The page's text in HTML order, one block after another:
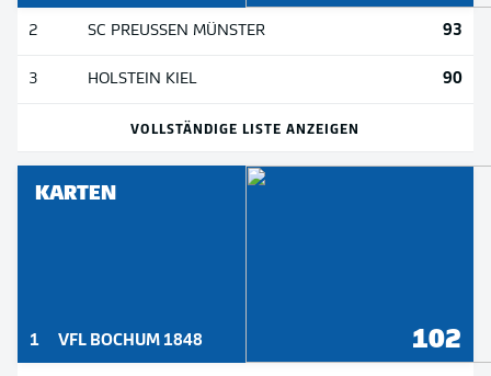
2 SC PREUSSEN MÜNSTER 93
3 HOLSTEIN KIEL 90
VOLLSTÄNDIGE LISTE ANZEIGEN
KARTEN
1 VFL BOCHUM 1848 102